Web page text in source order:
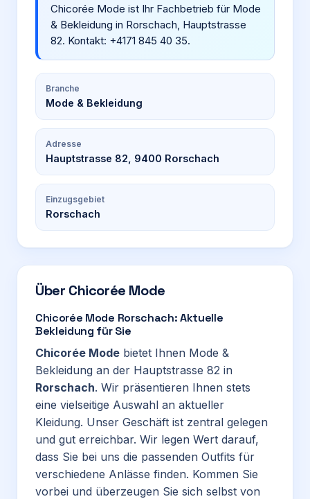
Chicorée Mode ist Ihr Fachbetrieb für Mode
& Bekleidung in Rorschach, Hauptstrasse
82. Kontakt: +4171 845 40 35.
Branche
Mode & Bekleidung
Adresse
Hauptstrasse 82, 9400 Rorschach
Einzugsgebiet
Rorschach
Über Chicorée Mode
Chicorée Mode Rorschach: Aktuelle
Bekleidung für Sie
Chicorée Mode bietet Ihnen Mode &
Bekleidung an der Hauptstrasse 82 in
Rorschach. Wir präsentieren Ihnen stets
eine vielseitige Auswahl an aktueller
Kleidung. Unser Geschäft ist zentral gelegen
und gut erreichbar. Wir legen Wert darauf,
dass Sie bei uns die passenden Outfits für
verschiedene Anlässe finden. Kommen Sie
vorbei und überzeugen Sie sich selbst von